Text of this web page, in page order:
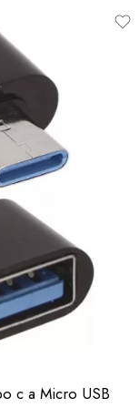
c a Micro USB